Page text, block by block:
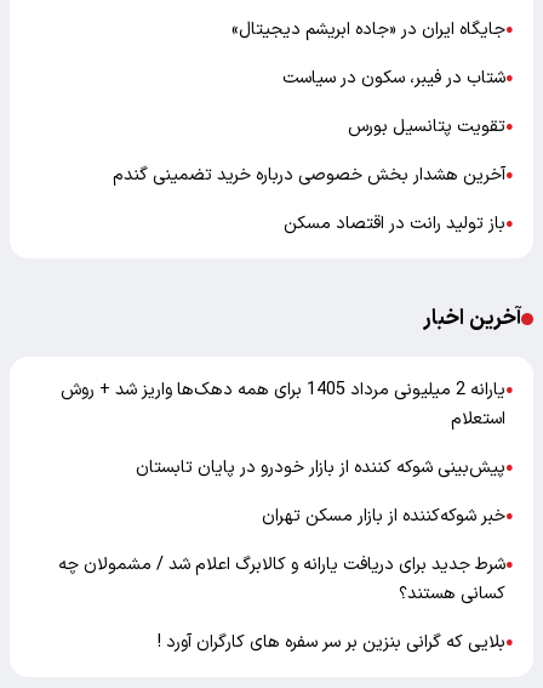
●جایگاه ایران در «جاده ابریشم دیجیتال»
●شتاب در فیبر، سکون در سیاست
●تقویت پتانسیل بورس
●آخرین هشدار بخش خصوصی درباره خرید تضمینی گندم
●باز تولید رانت در اقتصاد مسکن
آخرین اخبار
●
یارانه 2 میلیونی مرداد 1405 برای همه دهک‌ها واریز شد + روش
استعلام
●پیش‌بینی شوکه کننده از بازار خودرو در پایان تابستان
●خبر شوکه‌کننده از بازار مسکن تهران
●شرط جدید برای دریافت یارانه و کالابرگ اعلام شد / مشمولان چه
کسانی هستند؟
●بلایی که گرانی بنزین بر سر سفره های کارگران آورد !